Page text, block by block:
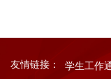
友情链接： 学生工作